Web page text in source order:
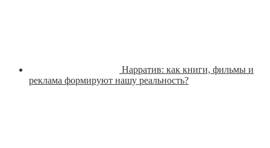
Нарратив: как книги, фильмы и
реклама формируют нашу реальность?